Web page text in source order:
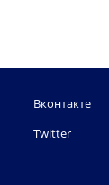
Вконтакте
Twitter